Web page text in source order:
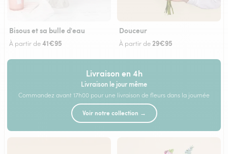
Bisous et sa bulle d'eau
À partir de41€95
Douceur
À partir de29€95
Livraison en 4h
Livraison le jour même
Commandez avant 17h00 pour une livraison de fleurs dans la journée
Voir notre collection →